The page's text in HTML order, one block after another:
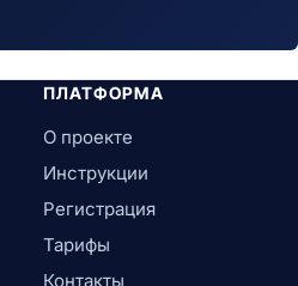
ПЛАТФОРМА
О проекте
Инструкции
Регистрация
Тарифы
Контакты